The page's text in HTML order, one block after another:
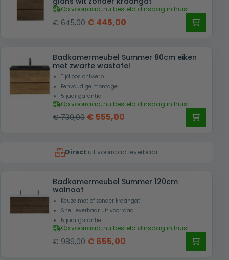
Op voorraad, nu besteld dinsdag in huis!
€645,00 Oorspronkelijke
was:
€ 645,00.
€ 445,00
is:
€ 445,00.
Badkamermeubel Summer 80cm eiken
met zwarte wastafel
Tijdloos ontwerp
Eenvoudige montage
5 jaar garantie
Op voorraad, nu besteld dinsdag in huis!
€739,00 Oorspronkelijke
€ 739,00.
€ 555,00
€ 555,00.
Direct uit voorraad leverbaar
Badkamermeubel Summer 120cm
walnoot
Keuze met of zonder kraangat
Snel leverbaar uit voorraad
5 jaar garantie
Op voorraad, nu besteld dinsdag in huis!
€989,00 Oorspronkelijke
€ 655,00